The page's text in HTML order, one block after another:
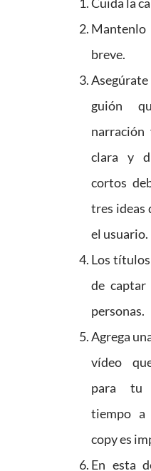
breve.
guión
narración
clara y
cortos
tres ideas
el usuario.
Los
de
personas.
Agrega
vídeo
para tu
tiempo a
copy es
En esta